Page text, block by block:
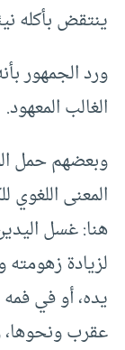
ينتقض بأكله
ورد الجمهور
الغالب المعهود.
وبعضهم حمل
المعنى اللغوي
هنا: غسل
لزيادة
يده، أو في
عقرب ونحوها،